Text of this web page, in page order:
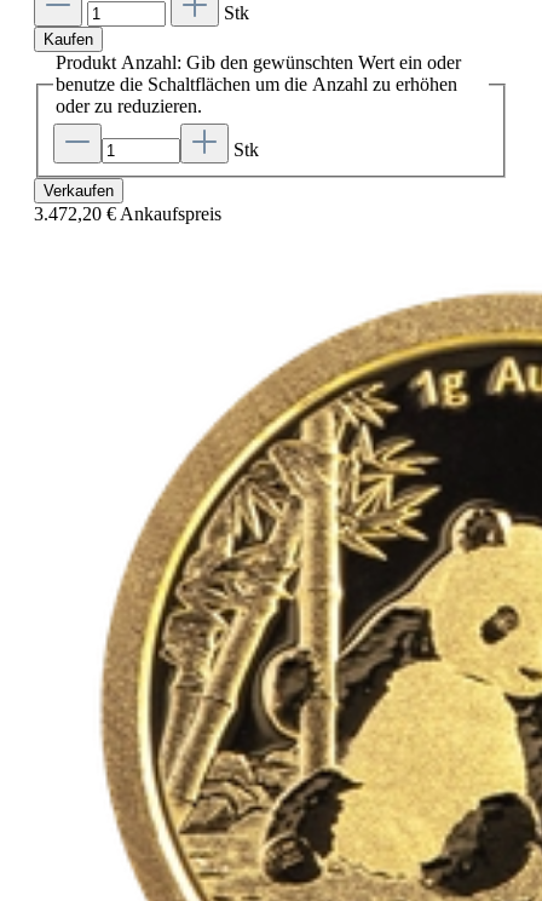
Stk
Kaufen
Produkt Anzahl: Gib den gewünschten Wert ein oder
benutze die Schaltflächen um die Anzahl zu erhöhen
oder zu reduzieren.
Stk
Verkaufen
3.472,20 € Ankaufspreis